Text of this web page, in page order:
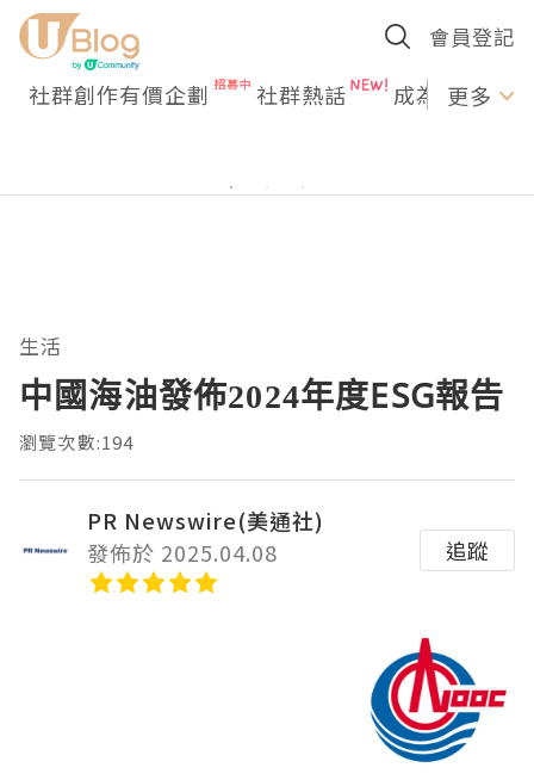
會員登記
社群創作有價企劃 社群熱話 成為U更多
生活
中國海油發佈2024年度ESG報告
瀏覽次數:194
PR Newswire(美通社)
發佈於 2025.04.08
追蹤